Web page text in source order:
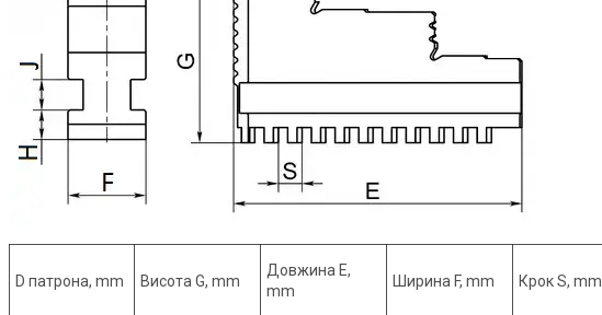
D патрона, mm Висота G, mm
Довжина E,
mm
Ширина F, mm Крок S, mm